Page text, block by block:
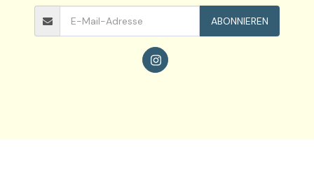
ABONNIEREN